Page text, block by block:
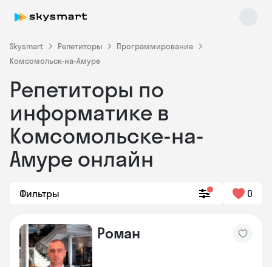
Skysmart Репетиторы
Программирование
Комсомольск-на-Амуре
Репетиторы по
информатике в
Комсомольске-на-
Амуре онлайн
Фильтры 0
Роман
Skysmart Chat
online